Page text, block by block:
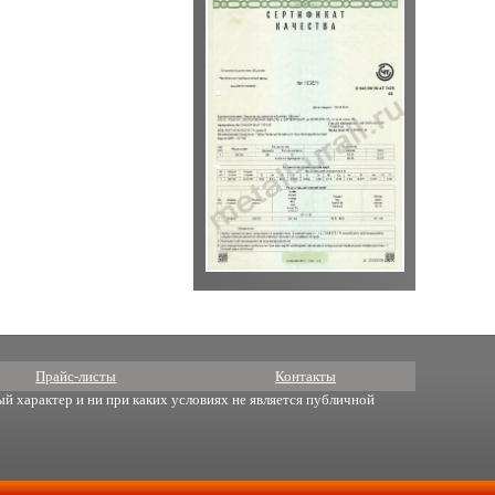
Прайс-листы Контакты
характер и ни при каких условиях не является публичной